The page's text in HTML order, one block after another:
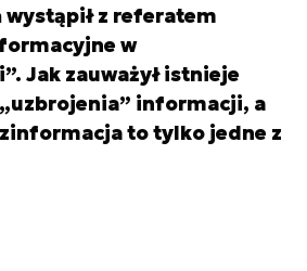
z referatem
w
Jak zauważył istnieje
informacji, a
to tylko jedne z